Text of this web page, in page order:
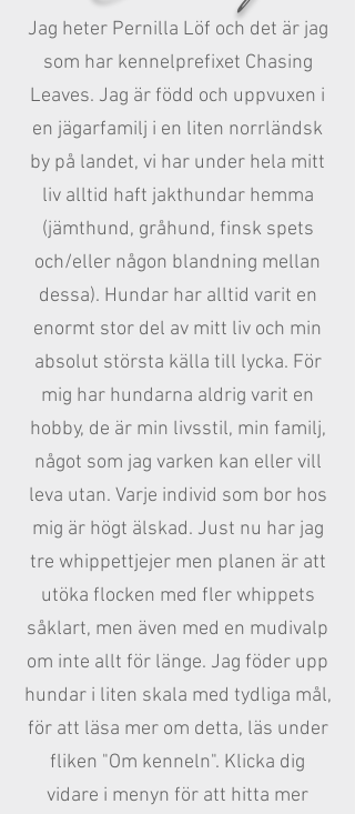
Jag heter Pernilla Löf och det är jag
som har kennelprefixet Chasing
Leaves. Jag är född och uppvuxen i
en jägarfamilj i en liten norrländsk
by på landet, vi har under hela mitt
liv alltid haft jakthundar hemma
(jämthund, gråhund, finsk spets
och/eller någon blandning mellan
dessa). Hundar har alltid varit en
enormt stor del av mitt liv och min
absolut största källa till lycka. För
mig har hundarna aldrig varit en
hobby, de är min livsstil, min familj,
något som jag varken kan eller vill
leva utan. Varje individ som bor hos
mig är högt älskad. Just nu har jag
tre whippettjejer men planen är att
utöka flocken med fler whippets
såklart, men även med en mudivalp
om inte allt för länge. Jag föder upp
hundar i liten skala med tydliga mål,
för att läsa mer om detta, läs under
fliken "Om kenneln". Klicka dig
vidare i menyn för att hitta mer